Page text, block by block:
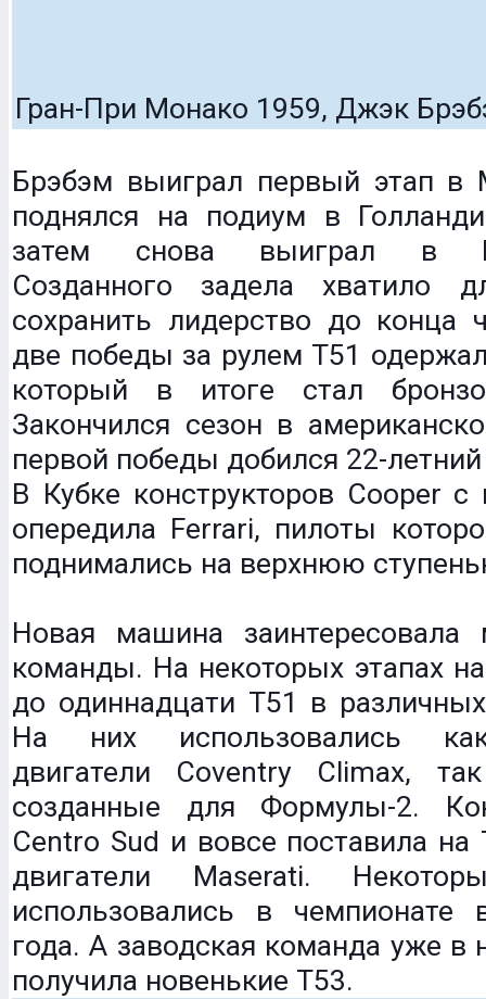
Гран-При Монако 1959, Джэк
Брэбэм выиграл первый этап в
поднялся на подиум в
затем снова выиграл в
Созданного задела хватило
сохранить лидерство до конца
две победы за рулем T51
который в итоге стал
Закончился сезон в
первой победы добился 22-
В Кубке конструкторов Cooper
опередила Ferrari, пилоты
поднимались на верхнюю
Новая машина заинтересовала
команды. На некоторых этапах
до одиннадцати T51 в
На них использовались
двигатели Coventry Climax,
созданные для Формулы-2.
Centro Sud и вовсе поставила на
двигатели Maserati.
использовались в чемпионате
года. А заводская команда уже в
получила новенькие T53.